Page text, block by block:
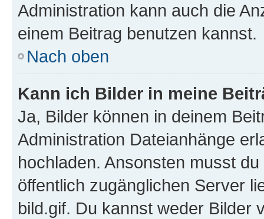
Administration kann auch die
einem Beitrag benutzen kannst.
Nach oben
Kann ich Bilder in meine
Ja, Bilder können in deinem
Administration Dateianhänge
hochladen. Ansonsten musst
öffentlich zugänglichen Server
bild.gif. Du kannst weder Bilder